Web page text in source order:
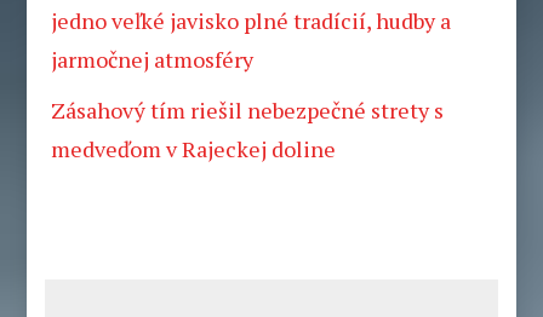
jedno veľké javisko plné tradícií, hudby a
jarmočnej atmosféry
Zásahový tím riešil nebezpečné strety s
medveďom v Rajeckej doline